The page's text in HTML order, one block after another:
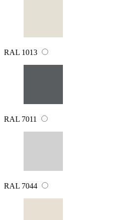
RAL 1013
RAL 7011
RAL 7044